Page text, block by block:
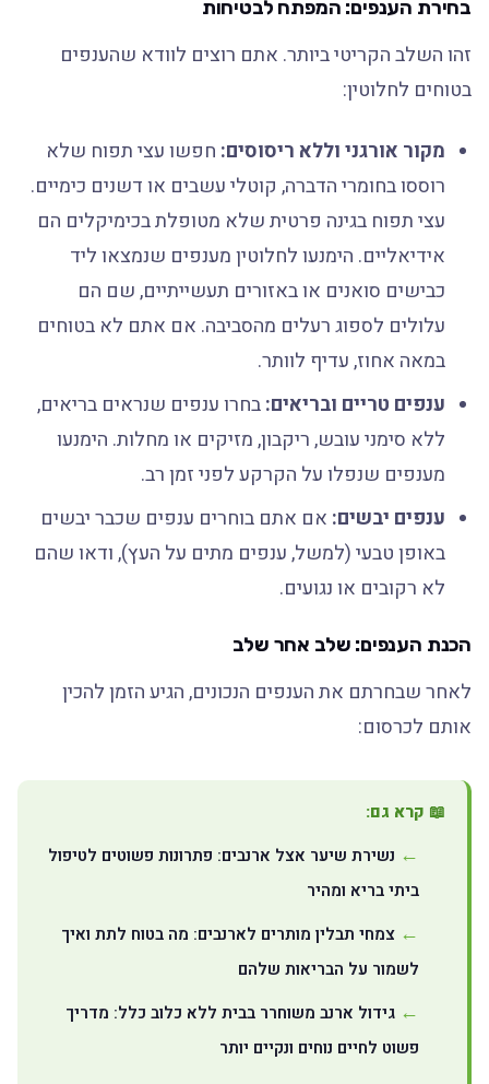
בחירת הענפים: המפתח לבטיחות
זהו השלב הקריטי ביותר. אתם רוצים לוודא שהענפים
בטוחים לחלוטין:
מקור אורגני וללא ריסוסים:חפשו עצי תפוח שלא
רוססו בחומרי הדברה, קוטלי עשבים או דשנים כימיים.
עצי תפוח בגינה פרטית שלא מטופלת בכימיקלים הם
אידיאליים. הימנעו לחלוטין מענפים שנמצאו ליד
כבישים סואנים או באזורים תעשייתיים, שם הם
עלולים לספוג רעלים מהסביבה. אם אתם לא בטוחים
במאה אחוז, עדיף לוותר.
ענפים טריים ובריאים:בחרו ענפים שנראים בריאים,
ללא סימני עובש, ריקבון, מזיקים או מחלות. הימנעו
מענפים שנפלו על הקרקע לפני זמן רב.
ענפים יבשים:אם אתם בוחרים ענפים שכבר יבשים
באופן טבעי (למשל, ענפים מתים על העץ), ודאו שהם
לא רקובים או נגועים.
הכנת הענפים: שלב אחר שלב
לאחר שבחרתם את הענפים הנכונים, הגיע הזמן להכין
אותם לכרסום:
📖 קרא גם:
נשירת שיער אצל ארנבים: פתרונות פשוטים לטיפול
ביתי בריא ומהיר
צמחי תבלין מותרים לארנבים: מה בטוח לתת ואיך
לשמור על הבריאות שלהם
גידול ארנב משוחרר בבית ללא כלוב כלל: מדריך
פשוט לחיים נוחים ונקיים יותר